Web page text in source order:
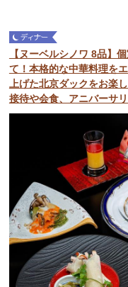
【ヌーベルシノワ 8品】
て！本格的な中華料理を
上げた北京ダックをお楽
接待や会食、アニバーサ